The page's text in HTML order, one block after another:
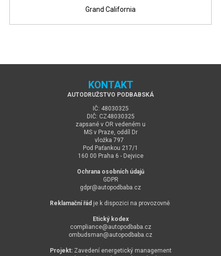
Grand California
KONTAKT
AUTODRUŽSTVO PODBABSKÁ
IČ: 48030325
DIČ: CZ48030325
zapsané v OR vedeném u
MS v Praze, oddíl Dr
vložka 797
Pod Paťankou 217/1
160 00 Praha 6 - Dejvice
Ochrana osobních údajů
GDPR
gdpr@autopodbaba.cz
Reklamační řád je k dispozici na provozovně
Etický kodex
compliance@autopodbaba.cz
ombudsman@autopodbaba.cz
Projekt: Zavedení energetický management